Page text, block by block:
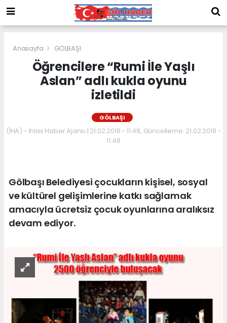
Anasayfa GÖLBAŞI
Öğrencilere “Rumi İle Yaşlı
Aslan” adlı kukla oyunu
izletildi
GÖLBAŞI
(İHA) - İhlas Haber Ajansı | 21.02.2018 - 11:48, Güncelleme: 21.02.2018 -
11:48
Gölbaşı Belediyesi çocukların kişisel, sosyal
ve kültürel gelişimlerine katkı sağlamak
amacıyla ücretsiz çocuk oyunlarına aralıksız
devam ediyor.